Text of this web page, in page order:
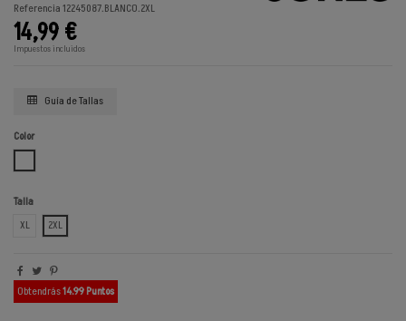
Referencia12245087.BLANCO.2XL
14,99 €
Impuestos incluidos
Guía de Tallas
Color
Talla
XL
2XL
Obtendrás14.99 Puntos